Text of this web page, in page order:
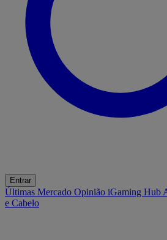
Entrar
Últimas Mercado Opinião iGaming Hub
e Cabelo